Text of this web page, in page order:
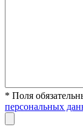
* Поля
персональных